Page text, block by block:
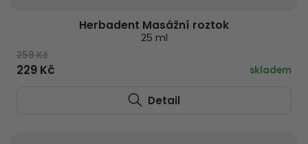
Herbadent Masážní roztok
25 ml
259 Kč
229 Kč skladem
Detail